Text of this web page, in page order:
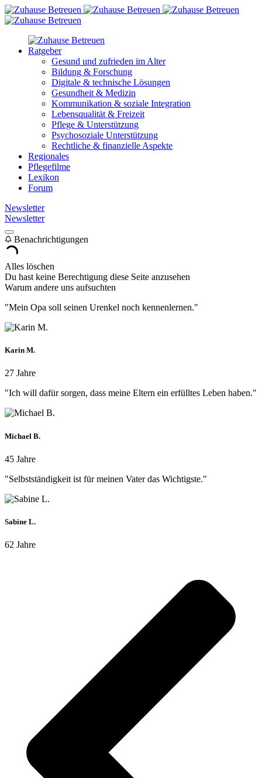
Ratgeber
Gesund und zufrieden im Alter
Bildung & Forschung
Digitale & technische Lösungen
Gesundheit & Medizin
Kommunikation & soziale Integration
Lebensqualität & Freizeit
Pflege & Unterstützung
Psychosoziale Unterstützung
Rechtliche & finanzielle Aspekte
Regionales
Pflegefilme
Lexikon
Forum
Newsletter
Newsletter
Benachrichtigungen
Alles löschen
Du hast keine Berechtigung diese Seite anzusehen
Warum andere uns aufsuchten
"Mein Opa soll seinen Urenkel noch kennenlernen."
Karin M.
27 Jahre
"Ich will dafür sorgen, dass meine Eltern ein erfülltes Leben haben."
Michael B.
45 Jahre
"Selbstständigkeit ist für meinen Vater das Wichtigste."
Sabine L.
62 Jahre